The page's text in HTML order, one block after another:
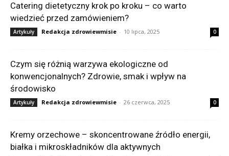
Catering dietetyczny krok po kroku – co warto
wiedzieć przed zamówieniem?
Artykuły Redakcja zdrowiewmisie - 10 lipca, 2025 0
Czym się różnią warzywa ekologiczne od
konwencjonalnych? Zdrowie, smak i wpływ na
środowisko
Artykuły Redakcja zdrowiewmisie - 26 czerwca, 2025 0
Kremy orzechowe – skoncentrowane źródło energii,
białka i mikroskładników dla aktywnych